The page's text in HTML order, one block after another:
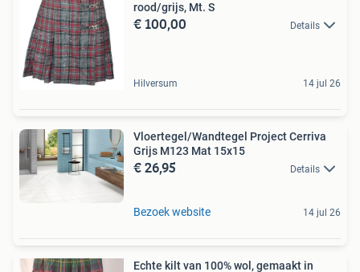
rood/grijs, Mt. S
€ 100,00 Details
Hilversum 14 jul 26
Vloertegel/Wandtegel Project Cerriva
Grijs M123 Mat 15x15
€ 26,95 Details
Bezoek website 14 jul 26
Echte kilt van 100% wol, gemaakt in